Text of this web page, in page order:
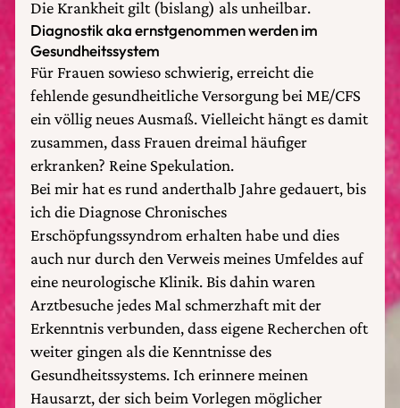
Die Krankheit gilt (bislang) als unheilbar.
Diagnostik aka ernstgenommen werden im
Gesundheitssystem
Für Frauen sowieso schwierig, erreicht die
fehlende gesundheitliche Versorgung bei ME/CFS
ein völlig neues Ausmaß. Vielleicht hängt es damit
zusammen, dass Frauen dreimal häufiger
erkranken? Reine Spekulation.
Bei mir hat es rund anderthalb Jahre gedauert, bis
ich die Diagnose Chronisches
Erschöpfungssyndrom erhalten habe und dies
auch nur durch den Verweis meines Umfeldes auf
eine neurologische Klinik. Bis dahin waren
Arztbesuche jedes Mal schmerzhaft mit der
Erkenntnis verbunden, dass eigene Recherchen oft
weiter gingen als die Kenntnisse des
Gesundheitssystems. Ich erinnere meinen
Hausarzt, der sich beim Vorlegen möglicher